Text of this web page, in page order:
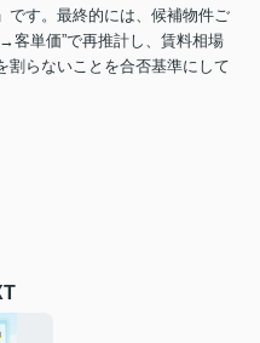
です。最終的には、候補物件ご
単価”で再推計し、賃料相場
割らないことを合否基準にして